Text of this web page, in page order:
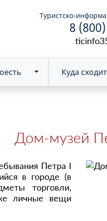
Туристско-
8
Куда
Дом-музей
Петра I
в городе (в
торговли,
личные вещи